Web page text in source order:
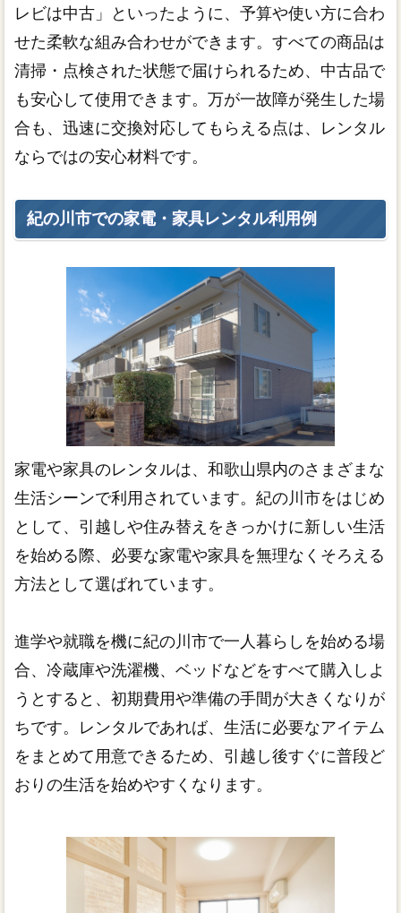
レビは中古」といったように、予算や使い方に合わ
せた柔軟な組み合わせができます。すべての商品は
清掃・点検された状態で届けられるため、中古品で
も安心して使用できます。万が一故障が発生した場
合も、迅速に交換対応してもらえる点は、レンタル
ならではの安心材料です。
紀の川市での家電・家具レンタル利用例
家電や家具のレンタルは、和歌山県内のさまざまな
生活シーンで利用されています。紀の川市をはじめ
として、引越しや住み替えをきっかけに新しい生活
を始める際、必要な家電や家具を無理なくそろえる
方法として選ばれています。
進学や就職を機に紀の川市で一人暮らしを始める場
合、冷蔵庫や洗濯機、ベッドなどをすべて購入しよ
うとすると、初期費用や準備の手間が大きくなりが
ちです。レンタルであれば、生活に必要なアイテム
をまとめて用意できるため、引越し後すぐに普段ど
おりの生活を始めやすくなります。